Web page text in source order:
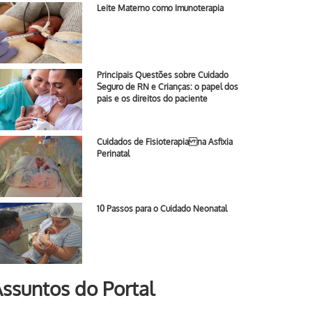
Leite Materno como Imunoterapia
Principais Questões sobre Cuidado
Seguro de RN e Crianças: o papel dos
pais e os direitos do paciente
Cuidados de Fisioterapia na Asfixia
Perinatal
10 Passos para o Cuidado Neonatal
do Portal